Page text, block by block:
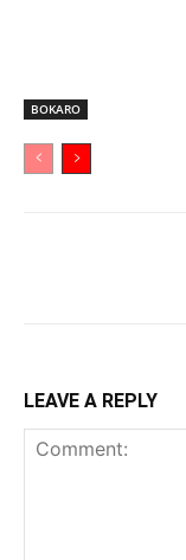
BOKARO
LEAVE A REPLY